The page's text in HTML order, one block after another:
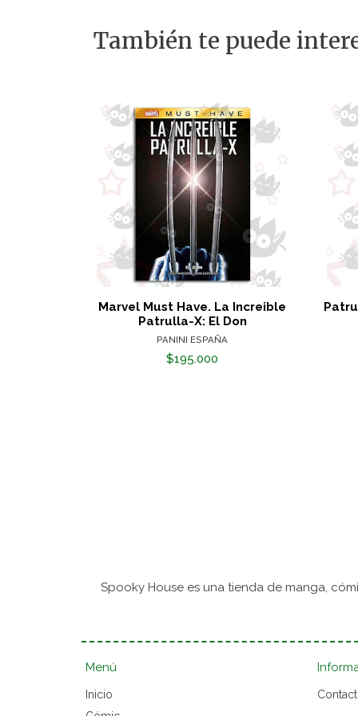
También te puede
Marvel Must Have. La Increible
Patrulla-X: El Don
PANINI ESPAÑA
$195.000
Spooky House es una tienda de manga,
Menú
Inicio